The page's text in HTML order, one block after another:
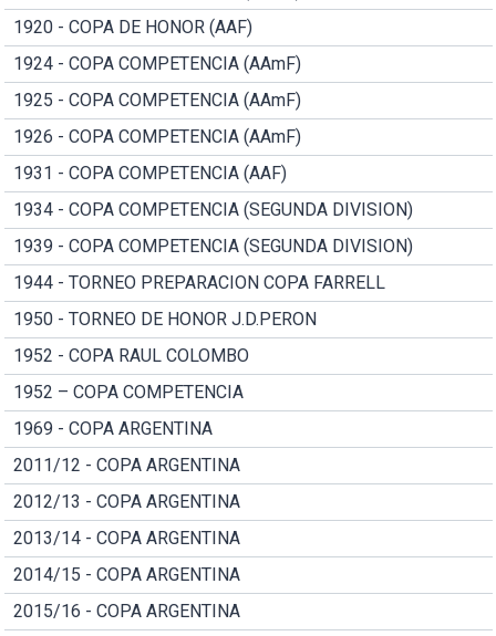
1920 - COPA DE HONOR (AAF)
1924 - COPA COMPETENCIA (AAmF)
1925 - COPA COMPETENCIA (AAmF)
1926 - COPA COMPETENCIA (AAmF)
1931 - COPA COMPETENCIA (AAF)
1934 - COPA COMPETENCIA (SEGUNDA DIVISION)
1939 - COPA COMPETENCIA (SEGUNDA DIVISION)
1944 - TORNEO PREPARACION COPA FARRELL
1950 - TORNEO DE HONOR J.D.PERON
1952 - COPA RAUL COLOMBO
1952 – COPA COMPETENCIA
1969 - COPA ARGENTINA
2011/12 - COPA ARGENTINA
2012/13 - COPA ARGENTINA
2013/14 - COPA ARGENTINA
2014/15 - COPA ARGENTINA
2015/16 - COPA ARGENTINA